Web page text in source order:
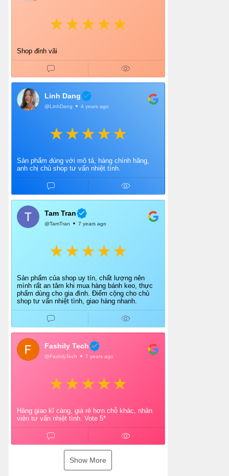
Shop đỉnh vãi
Linh Dang
@LinhDang 4 years ago
Sản phẩm đúng với mô tả, hàng chính hãng,
anh chị chủ shop tư vấn nhiệt tình.
Tam Tran
@TamTran 7 years ago
Sản phẩm của shop uy tín, chất lượng nên
mình rất an tâm khi mua hàng bánh keo, thực
phẩm dùng cho gia đình. Điểm cộng cho chủ
shop tư vấn nhiệt tình, giao hàng nhanh.
Fashily Tech
@FashilyTech 7 years ago
Hàng giao kĩ càng, giá rẻ hơn chỗ khác, nhân
viên tư vấn nhiệt tình. Vote 5*
Show More